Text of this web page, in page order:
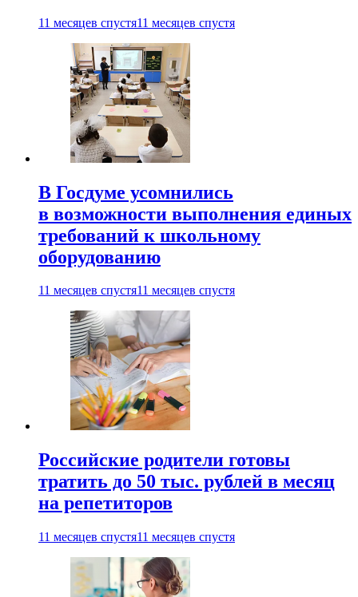
11 месяцев спустя11 месяцев спустя
В Госдуме усомнились
в возможности выполнения единых
требований к школьному
оборудованию
11 месяцев спустя11 месяцев спустя
Российские родители готовы
тратить до 50 тыс. рублей в месяц
на репетиторов
11 месяцев спустя11 месяцев спустя